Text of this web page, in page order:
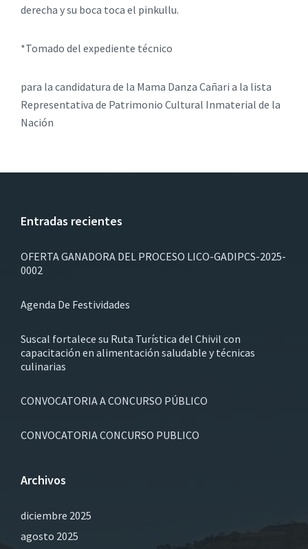
derecha y su boca toca el pinkullu.
*Tomado del expediente técnico
para la candidatura de la Mama Danza Cañari a la lista
Representativa de Patrimonio Cultural Inmaterial de la
Nación
Entradas recientes
OFERTA GANADORA DEL PROCESO LICO-GADIPCS-2025-
0002
Agenda De Festividades
Suscal fortalece su Ruta Turística del Chivil con
capacitación en alimentación saludable y técnicas
culinarias
CONVOCATORIA A CONCURSO PÚBLICO
CONVOCATORIA CONCURSO PUBLICO
Archivos
diciembre 2025
agosto 2025